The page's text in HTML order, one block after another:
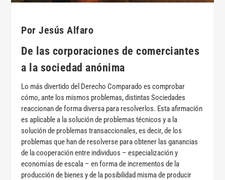
Por Jesús Alfaro
De las corporaciones de comerciantes
a la sociedad anónima
Lo más divertido del Derecho Comparado es comprobar
cómo, ante los mismos problemas, distintas Sociedades
reaccionan de forma diversa para resolverlos. Esta afirmación
es aplicable a la solución de problemas técnicos y a la
solución de problemas transaccionales, es decir, de los
problemas que han de resolverse para obtener las ganancias
de la cooperación entre individuos – especialización y
economías de escala – en forma de incrementos de la
producción de bienes y de la posibilidad misma de producir